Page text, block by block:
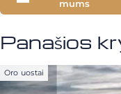
mums
Panašios
Oro uostai